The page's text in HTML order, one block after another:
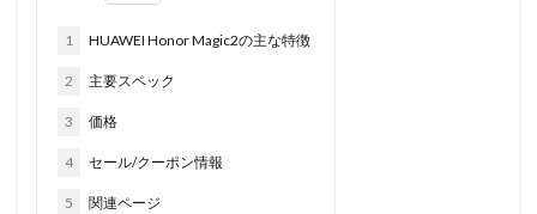
1 HUAWEI Honor Magic2の主な特徴
2 主要スペック
3 価格
4 セール/クーポン情報
5 関連ページ